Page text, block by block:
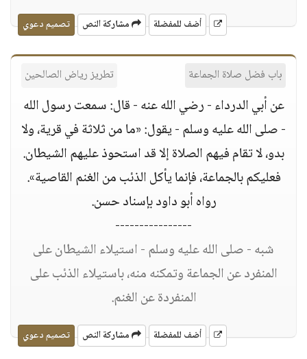
أضف للمفضلة مشاركة النص تصميم دعوي
باب فضل صلاة الجماعة تطريز رياض الصالحين
عن أبي الدرداء - رضي الله عنه - قال: سمعت رسول الله
- صلى الله عليه وسلم - يقول: «ما من ثلاثة في قرية، ولا
بدو، لا تقام فيهم الصلاة إلا قد استحوذ عليهم الشيطان.
فعليكم بالجماعة، فإنما يأكل الذئب من الغنم القاصية».
رواه أبو داود بإسناد حسن.
----------------
شبه - صلى الله عليه وسلم - استيلاء الشيطان على
المنفرد عن الجماعة وتمكنه منه، باستيلاء الذئب على
المنفردة عن الغنم.
أضف للمفضلة مشاركة النص تصميم دعوي